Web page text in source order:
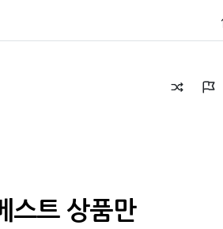
스트 상품만